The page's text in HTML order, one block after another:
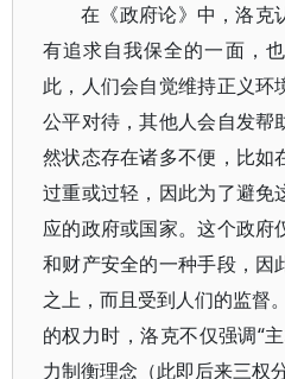
在《政府论》中，洛克
有追求自我保全的一面，
此，人们会自觉维持正义环
公平对待，其他人会自发帮
然状态存在诸多不便，比如
过重或过轻，因此为了避免
应的政府或国家。这个政府
和财产安全的一种手段，因
之上，而且受到人们的监
的权力时，洛克不仅强调“
力制衡理念（此即后来三权